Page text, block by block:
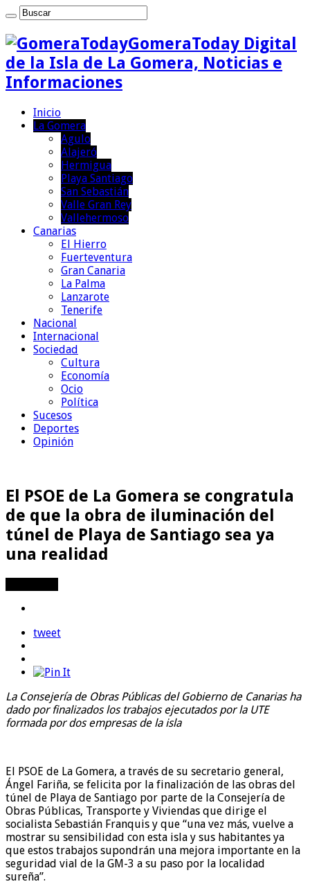
GomeraToday Digital
de la Isla de La Gomera, Noticias e
Informaciones
Inicio
La Gomera
Agulo
Alajeró
Hermigua
Playa Santiago
San Sebastián
Valle Gran Rey
Vallehermoso
Canarias
El Hierro
Fuerteventura
Gran Canaria
La Palma
Lanzarote
Tenerife
Nacional
Internacional
Sociedad
Cultura
Economía
Ocio
Política
Sucesos
Deportes
Opinión
El PSOE de La Gomera se congratula
de que la obra de iluminación del
túnel de Playa de Santiago sea ya
una realidad
tweet
La Consejería de Obras Públicas del Gobierno de Canarias ha
dado por finalizados los trabajos ejecutados por la UTE
formada por dos empresas de la isla
El PSOE de La Gomera, a través de su secretario general,
Ángel Fariña, se felicita por la finalización de las obras del
túnel de Playa de Santiago por parte de la Consejería de
Obras Públicas, Transporte y Viviendas que dirige el
socialista Sebastián Franquis y que “una vez más, vuelve a
mostrar su sensibilidad con esta isla y sus habitantes ya
que estos trabajos supondrán una mejora importante en la
seguridad vial de la GM-3 a su paso por la localidad
sureña”.